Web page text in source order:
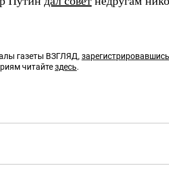
газеты ВЗГЛЯД, зарегистрировавшись
читайтездесь.